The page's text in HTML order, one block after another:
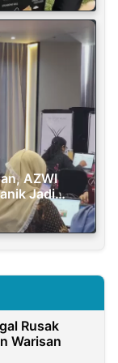
AZWI
Jadi
Rusak
Warisan